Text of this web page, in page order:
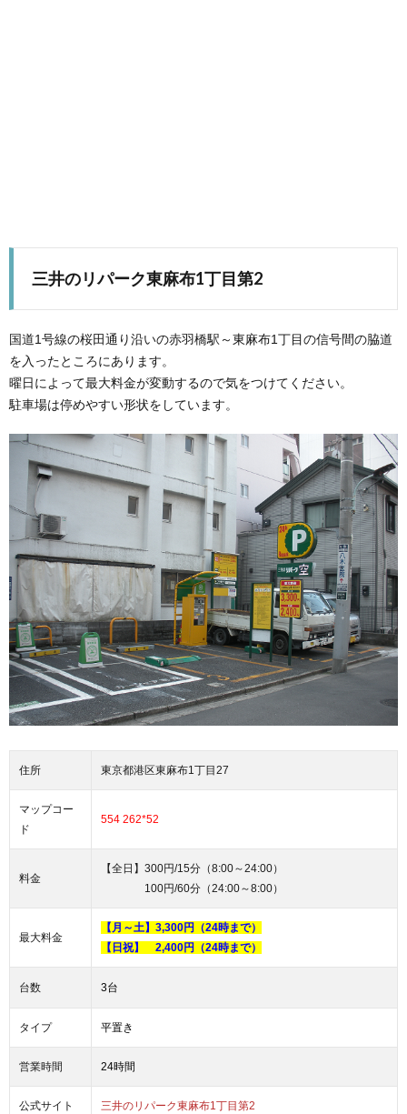
三井のリパーク東麻布1丁目第2
国道1号線の桜田通り沿いの赤羽橋駅～東麻布1丁目の信号間の脇道
を入ったところにあります。
曜日によって最大料金が変動するので気をつけてください。
駐車場は停めやすい形状をしています。
住所 東京都港区東麻布1丁目27
マップコー
ド
554 262*52
料金
【全日】300円/15分（8:00～24:00）
100円/60分（24:00～8:00）
最大料金
【月～土】3,300円（24時まで）
【日祝】 2,400円（24時まで）
台数 3台
タイプ 平置き
営業時間 24時間
公式サイト 三井のリパーク東麻布1丁目第2